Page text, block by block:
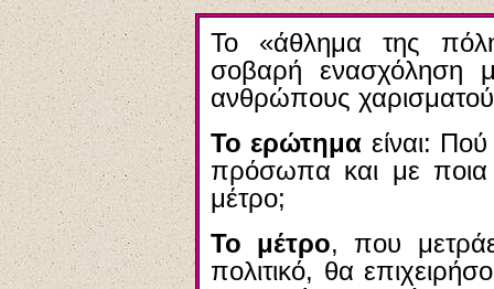
Το «άθλημα της
σοβαρή ενασχόληση
ανθρώπους
Το ερώτημα είναι:
πρόσωπα και με ποια
μέτρο;
Το μέτρο, που
πολιτικό, θα